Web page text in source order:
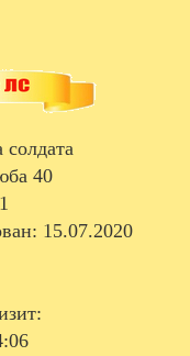
солдата
40
1
: 15.07.2020